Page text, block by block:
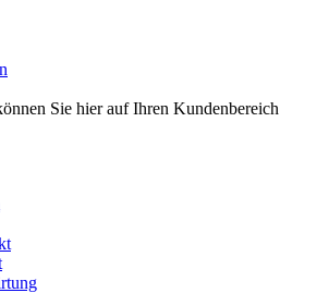
Sie hier auf Ihren Kundenbereich